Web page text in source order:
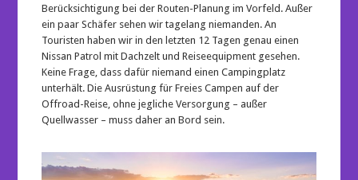
Berücksichtigung bei der Routen-Planung im Vorfeld. Außer
ein paar Schäfer sehen wir tagelang niemanden. An
Touristen haben wir in den letzten 12 Tagen genau einen
Nissan Patrol mit Dachzelt und Reiseequipment gesehen.
Keine Frage, dass dafür niemand einen Campingplatz
unterhält. Die Ausrüstung für Freies Campen auf der
Offroad-Reise, ohne jegliche Versorgung – außer
Quellwasser – muss daher an Bord sein.